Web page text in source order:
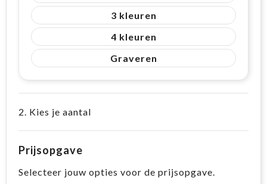
3
4
Graveren
2. Kies je aantal
Prijsopgave
Selecteer jouw opties voor de prijsopgave.